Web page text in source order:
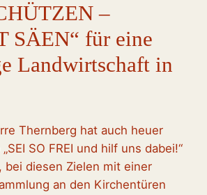
–
SÄEN“ für eine
Landwirtschaft in
Thernberg hat auch heuer
SO FREI und hilf uns dabei!“
bei diesen Zielen mit einer
an den Kirchentüren